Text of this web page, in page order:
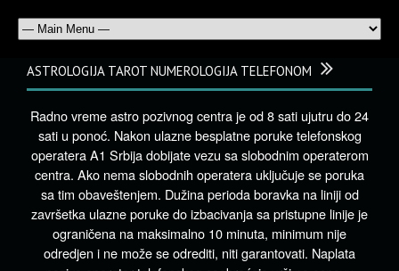
ASTROLOGIJA TAROT NUMEROLOGIJA TELEFONOM
Radno vreme astro pozivnog centra je od 8 sati ujutru do 24
sati u ponoć. Nakon ulazne besplatne poruke telefonskog
operatera A1 Srbija dobijate vezu sa slobodnim operaterom
centra. Ako nema slobodnih operatera uključuje se poruka
sa tim obaveštenjem. Dužina perioda boravka na liniji od
završetka ulazne poruke do izbacivanja sa pristupne linije je
ograničena na maksimalno 10 minuta, minimum nije
odredjen i ne može se odrediti, niti garantovati. Naplata